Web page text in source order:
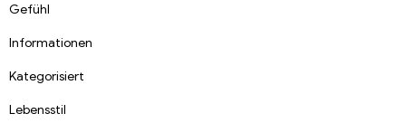
Gefühl
Informationen
Kategorisiert
Lebensstil